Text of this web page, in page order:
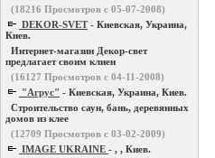
(18216 Просмотров с 05-07-2008)
DEKOR-SVET- Киевская, Украина,
Киев.
Интернет-магазин Декор-свет
предлагает своим клиен
(16127 Просмотров с 04-11-2008)
"Агрус" - Киевская, Украина, Киев.
Строительство саун, бань, деревянных
домов из клее
(12709 Просмотров с 03-02-2009)
IMAGE UKRAINE - , , Киев.